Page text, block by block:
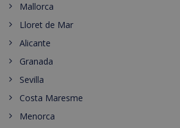
Mallorca
Lloret de Mar
Alicante
Granada
Sevilla
Costa Maresme
Menorca